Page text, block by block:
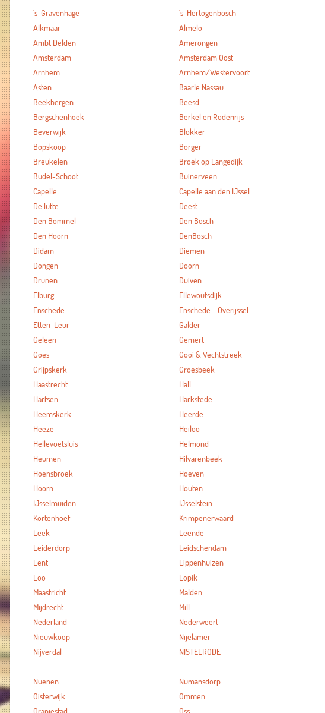
's-Gravenhage 's-Hertogenbosch
Alkmaar
Almelo
Ambt Delden
Amerongen
Amsterdam
Amsterdam Oost
Arnhem
Arnhem/Westervoort
Asten
Baarle Nassau
Beekbergen
Beesd
Bergschenhoek
Berkel en Rodenrijs
Beverwijk
Blokker
Bopskoop
Borger
Breukelen
Broek op Langedijk
Budel-Schoot
Buinerveen
Capelle
Capelle aan den IJssel
De lutte
Deest
Den Bommel
Den Bosch
Den Hoorn
DenBosch
Didam
Diemen
Dongen
Doorn
Drunen
Duiven
Elburg
Ellewoutsdijk
Enschede
Enschede - Overijssel
Etten-Leur
Galder
Geleen
Gemert
Goes
Gooi & Vechtstreek
Grijpskerk
Groesbeek
Haastrecht
Hall
Harfsen
Harkstede
Heemskerk
Heerde
Heeze
Heiloo
Hellevoetsluis
Helmond
Heumen
Hilvarenbeek
Hoensbroek
Hoeven
Hoorn
Houten
IJsselmuiden
IJsselstein
Kortenhoef
Krimpenerwaard
Leek
Leende
Leiderdorp
Leidschendam
Lent
Lippenhuizen
Loo
Lopik
Maastricht
Malden
Mijdrecht
Mill
Nederland
Nederweert
Nieuwkoop
Nijelamer
Nijverdal
NISTELRODE
Nuenen
Numansdorp
Oisterwijk
Ommen